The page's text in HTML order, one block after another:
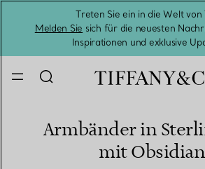
Treten Sie ein in die Welt
Melden Sie sich für die neuesten
Inspirationen und exklusive
Armbänder in
mit